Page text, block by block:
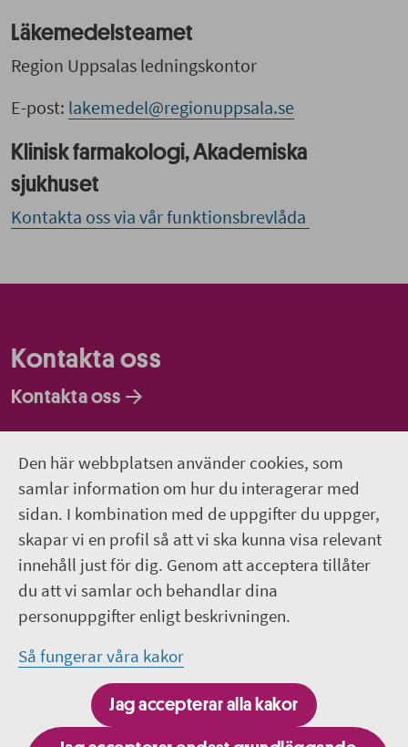
Den här webbplatsen använder cookies, som
samlar information om hur du interagerar med
sidan. I kombination med de uppgifter du uppger,
skapar vi en profil så att vi ska kunna visa relevant
innehåll just för dig. Genom att acceptera tillåter
du att vi samlar och behandlar dina
personuppgifter enligt beskrivningen.
Så fungerar våra kakor
Jag accepterar alla kakor
Läkemedelsteamet
Region Uppsalas ledningskontor
E-post: lakemedel@regionuppsala.se
Klinisk farmakologi, Akademiska
sjukhuset
Kontakta oss via vår funktionsbrevlåda
Kontakta oss
Kontakta oss
Om webbplatsen
018-611 00 00
region.uppsala@regionuppsala.se
Genvägar
För personal i Region Uppsala
It-system och e-tjänster